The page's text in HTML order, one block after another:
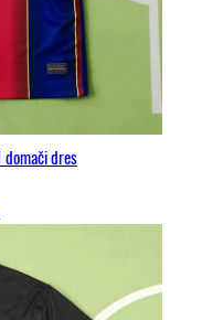
dres